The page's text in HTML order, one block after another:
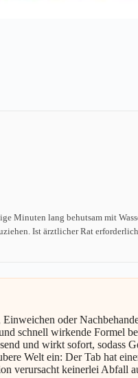
Minuten lang behutsam mit
Ist ärztlicher Rat
oder
schnell wirkende Formel
und wirkt sofort, sodass
Welt ein: Der Tab hat
verursacht keinerlei Abfall